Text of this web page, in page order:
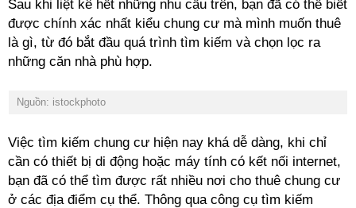
Sau khi liệt kê hết những nhu cầu trên, bạn đã có thể biết
được chính xác nhất kiểu chung cư mà mình muốn thuê
là gì, từ đó bắt đầu quá trình tìm kiếm và chọn lọc ra
những căn nhà phù hợp.
Nguồn: istockphoto
Việc tìm kiếm chung cư hiện nay khá dễ dàng, khi chỉ
cần có thiết bị di động hoặc máy tính có kết nối internet,
bạn đã có thể tìm được rất nhiều nơi cho thuê chung cư
ở các địa điểm cụ thể. Thông qua công cụ tìm kiếm